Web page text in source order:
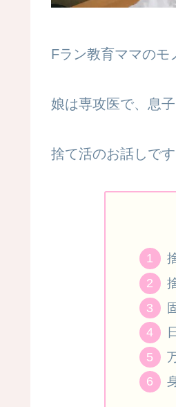
Fラン教育ママのモ
娘は専攻医で、息
捨て活のお話しです